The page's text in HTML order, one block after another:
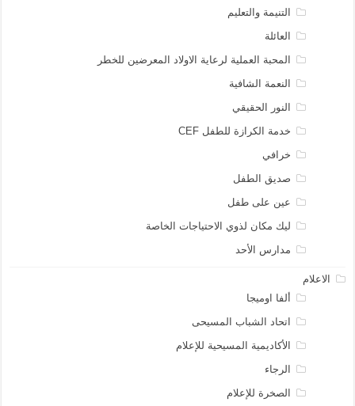
التنيمة والتعليم
العائلة
المحبة العملية لرعاية الاولاد المعرضين للخطر
النعمة الشافية
النور الحقيقي
خدمة الكرازة للطفل CEF
خرافي
صديق الطفل
عين على طفل
ليك مكان لذوي الاحتياجات الخاصة
مدارس الأحد
الاعلام
ألفا اوميجا
اتحاد الشباب المسيحى
الأكاديمية المسيحية للإعلام
الرجاء
الصخرة للإعلام